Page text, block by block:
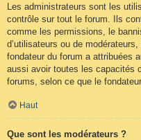
Les administrateurs sont les
contrôle sur tout le forum. Ils
comme les permissions, le
d’utilisateurs ou de
fondateur du forum a attribuées
aussi avoir toutes les capacités
forums, selon ce que le
Haut
Que sont les modérateurs ?